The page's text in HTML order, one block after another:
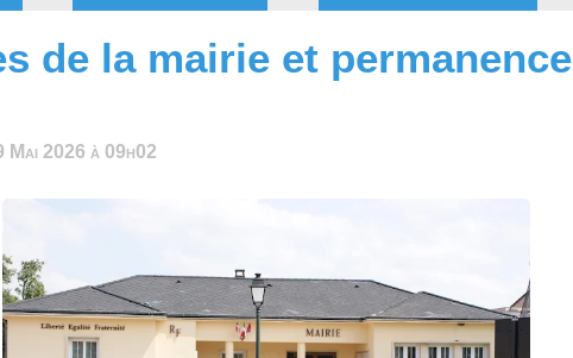
de la mairie et permanence
Mai 2026 à 09h02